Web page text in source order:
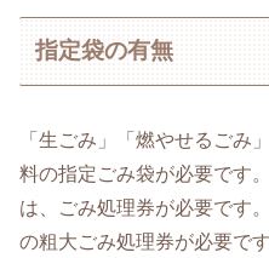
指定袋の有無
「生ごみ」「燃やせるごみ
料の指定ごみ袋が必要です
は、ごみ処理券が必要です
の粗大ごみ処理券が必要です